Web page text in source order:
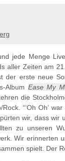
jede Menge
aller Zeiten am
der erste neue
Album Ease My
die
“‘Oh Oh’
wir, dass wir
zu unseren
Wir erinnerten
spielt. Der